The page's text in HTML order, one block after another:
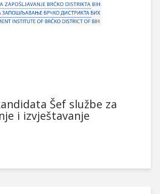
Šef službe za
i izvještavanje